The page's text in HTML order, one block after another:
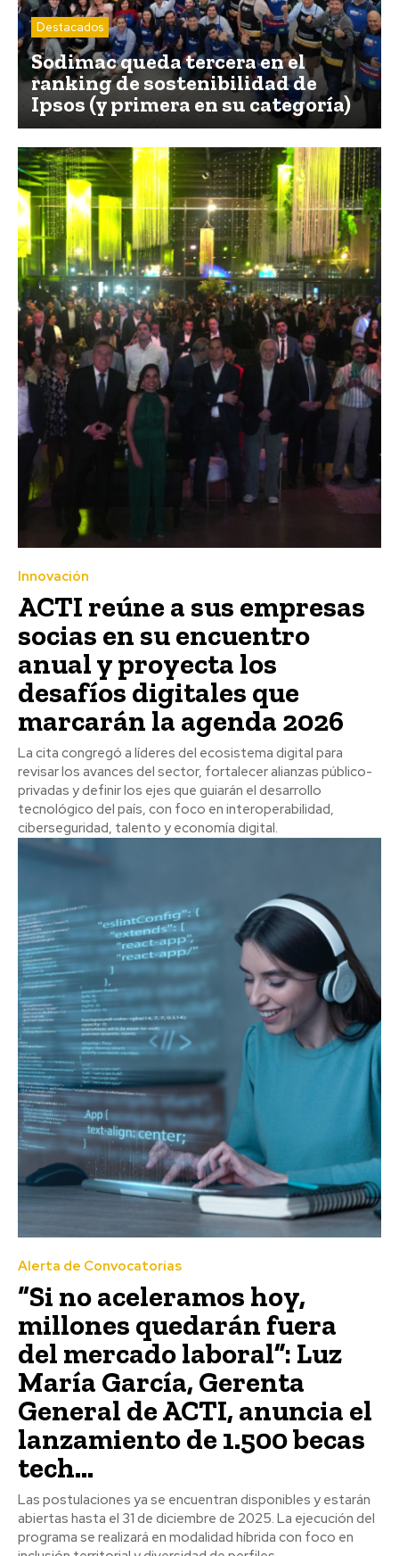
Destacados
Sodimac queda tercera en el
ranking de sostenibilidad de
Ipsos (y primera en su categoría)
Innovación
ACTI reúne a sus empresas
socias en su encuentro
anual y proyecta los
desafíos digitales que
marcarán la agenda 2026
La cita congregó a líderes del ecosistema digital para
revisar los avances del sector, fortalecer alianzas público-
privadas y definir los ejes que guiarán el desarrollo
tecnológico del país, con foco en interoperabilidad,
ciberseguridad, talento y economía digital.
Alerta de Convocatorias
“Si no aceleramos hoy,
millones quedarán fuera
del mercado laboral”: Luz
María García, Gerenta
General de ACTI, anuncia el
lanzamiento de 1.500 becas
tech...
Las postulaciones ya se encuentran disponibles y estarán
abiertas hasta el 31 de diciembre de 2025. La ejecución del
programa se realizará en modalidad híbrida con foco en